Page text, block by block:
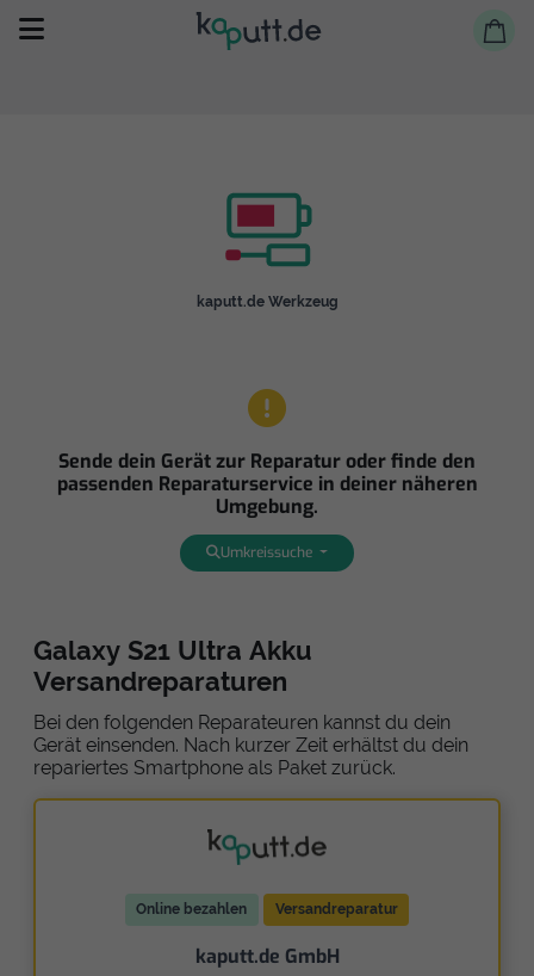
Selbst reparieren
kaputt.de Werkzeug
Sende dein Gerät zur Reparatur oder finde den
passenden Reparaturservice in deiner näheren
Umgebung.
Umkreissuche
Galaxy S21 Ultra Akku
Versandreparaturen
Bei den folgenden Reparateuren kannst du dein
Gerät einsenden. Nach kurzer Zeit erhältst du dein
repariertes Smartphone als Paket zurück.
Online bezahlen Versandreparatur
kaputt.de GmbH